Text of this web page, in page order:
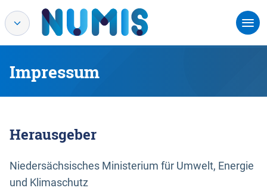
Impressum
Herausgeber
Niedersächsisches Ministerium für Umwelt, Energie
und Klimaschutz